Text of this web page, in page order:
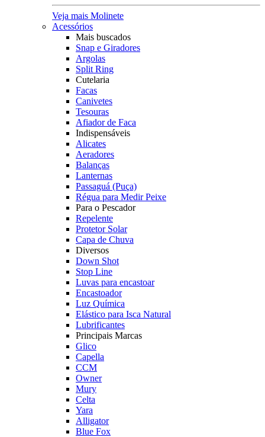
Veja mais Molinete
Acessórios
Mais buscados
Snap e Giradores
Argolas
Split Ring
Cutelaria
Facas
Canivetes
Tesouras
Afiador de Faca
Indispensáveis
Alicates
Aeradores
Balanças
Lanternas
Passaguá (Puça)
Régua para Medir Peixe
Para o Pescador
Repelente
Protetor Solar
Capa de Chuva
Diversos
Down Shot
Stop Line
Luvas para encastoar
Encastoador
Luz Química
Elástico para Isca Natural
Lubrificantes
Principais Marcas
Glico
Capella
CCM
Owner
Mury
Celta
Yara
Alligator
Blue Fox